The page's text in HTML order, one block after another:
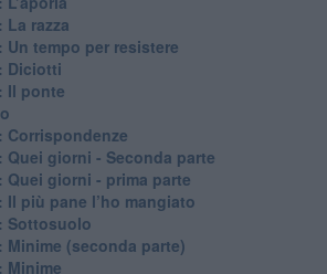
La razza
Un tempo per resistere
Diciotti
Il ponte
Corrispondenze
Quei giorni - Seconda parte
Quei giorni - prima parte
Il più pane l’ho mangiato
Sottosuolo
Minime (seconda parte)
Minime